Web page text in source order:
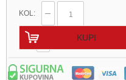
KOL:
KUPI